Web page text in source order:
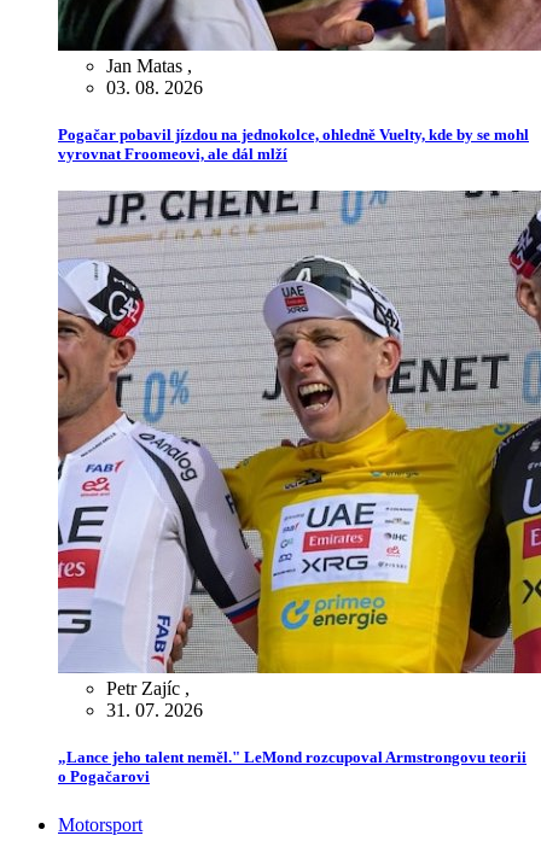
Jan Matas ,
03. 08. 2026
Pogačar pobavil jízdou na jednokolce, ohledně Vuelty, kde by se mohl
vyrovnat Froomeovi, ale dál mlží
Petr Zajíc ,
31. 07. 2026
„Lance jeho talent neměl." LeMond rozcupoval Armstrongovu teorii
o Pogačarovi
Motorsport